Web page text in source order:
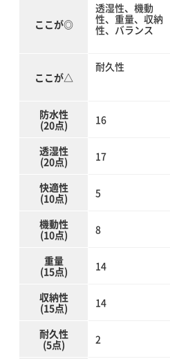
ここが◎
透湿性、機動
性、重量、収納
性、バランス
ここが△
耐久性
防水性
(20点)
16
透湿性
(20点)
17
快適性
(10点)
5
機動性
(10点)
8
重量
(15点)
14
収納性
(15点)
14
耐久性
(5点)
2